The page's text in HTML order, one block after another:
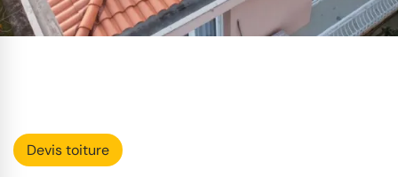
Devis toiture